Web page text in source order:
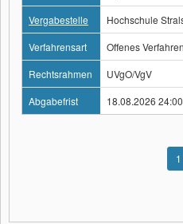
Vergabestelle
Hochschule
Verfahrensart
Offenes Verfahren
Rechtsrahmen
UVgO/VgV
Abgabefrist
18.08.2026 24:00
1